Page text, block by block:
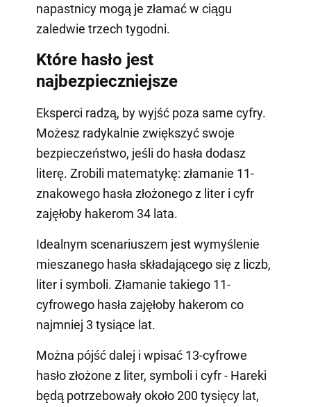
napastnicy mogą je złamać w ciągu
zaledwie trzech tygodni.
Które hasło jest
najbezpieczniejsze
Eksperci radzą, by wyjść poza same cyfry.
Możesz radykalnie zwiększyć swoje
bezpieczeństwo, jeśli do hasła dodasz
literę. Zrobili matematykę: złamanie 11-
znakowego hasła złożonego z liter i cyfr
zajęłoby hakerom 34 lata.
Idealnym scenariuszem jest wymyślenie
mieszanego hasła składającego się z liczb,
liter i symboli. Złamanie takiego 11-
cyfrowego hasła zajęłoby hakerom co
najmniej 3 tysiące lat.
Można pójść dalej i wpisać 13-cyfrowe
hasło złożone z liter, symboli i cyfr - Hareki
będą potrzebowały około 200 tysięcy lat,